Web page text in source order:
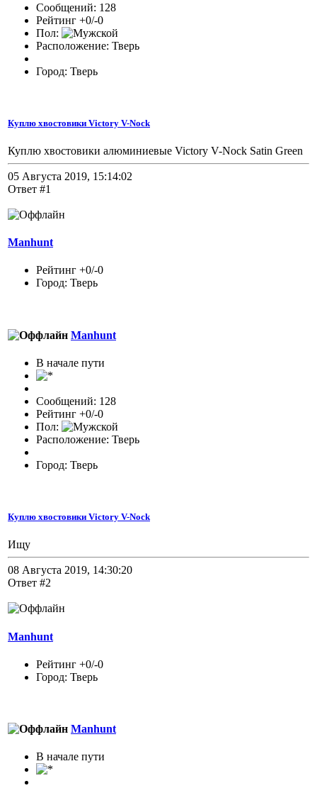
Сообщений: 128
Рейтинг +0/-0
Пол:
Расположение: Тверь
Город: Тверь
Куплю хвостовики Victory V-Nock
Куплю хвостовики алюминиевые Victory V-Nock Satin Green
05 Августа 2019, 15:14:02
Ответ #1
Manhunt
Рейтинг +0/-0
Город: Тверь
Manhunt
В начале пути
Сообщений: 128
Рейтинг +0/-0
Пол:
Расположение: Тверь
Город: Тверь
Куплю хвостовики Victory V-Nock
Ищу
08 Августа 2019, 14:30:20
Ответ #2
Manhunt
Рейтинг +0/-0
Город: Тверь
Manhunt
В начале пути